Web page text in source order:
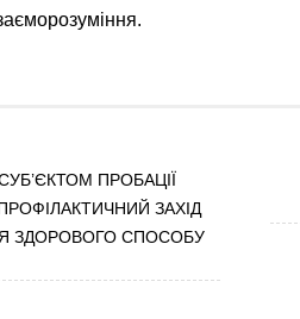
ПРОБАЦІЇ
ЗАХІД
ЗДОРОВОГО СПОСОБУ